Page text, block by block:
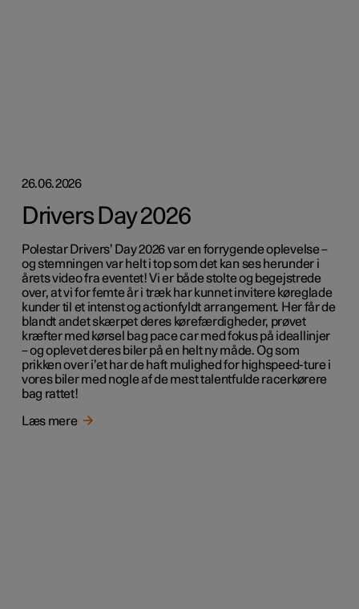
26.06.2026
Drivers Day 2026
Polestar Drivers’ Day 2026 var en forrygende oplevelse –
og stemningen var helt i top som det kan ses herunder i
årets video fra eventet! Vi er både stolte og begejstrede
over, at vi for femte år i træk har kunnet invitere køreglade
kunder til et intenst og actionfyldt arrangement. Her får de
blandt andet skærpet deres kørefærdigheder, prøvet
kræfter med kørsel bag pace car med fokus på ideallinjer
– og oplevet deres biler på en helt ny måde. Og som
prikken over i’et har de haft mulighed for highspeed-ture i
vores biler med nogle af de mest talentfulde racerkørere
bag rattet!
Læs mere